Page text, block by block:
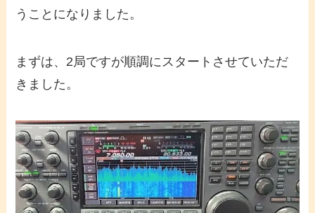
うことになりました。
まずは、2局ですが順調にスタートさせていただ
きました。